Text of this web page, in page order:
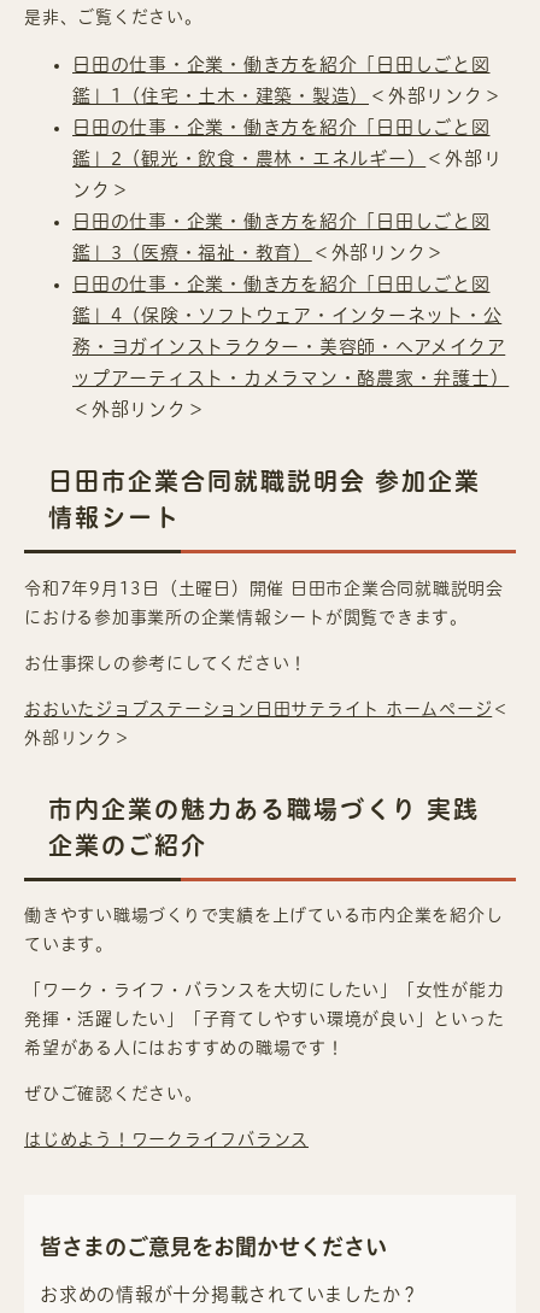
是非、ご覧ください。
日田の仕事・企業・働き方を紹介「日田しごと図
鑑」1（住宅・土木・建築・製造）
＜外部リンク＞
日田の仕事・企業・働き方を紹介「日田しごと図
鑑」2（観光・飲食・農林・エネルギー）
＜外部リ
ンク＞
日田の仕事・企業・働き方を紹介「日田しごと図
鑑」3（医療・福祉・教育）
＜外部リンク＞
日田の仕事・企業・働き方を紹介「日田しごと図
鑑」4（保険・ソフトウェア・インターネット・公
務・ヨガインストラクター・美容師・ヘアメイクア
ップアーティスト・カメラマン・酪農家・弁護士）
＜外部リンク＞
日田市企業合同就職説明会 参加企業
情報シート
令和7年9月13日（土曜日）開催 日田市企業合同就職説明会
における参加事業所の企業情報シートが閲覧できます。
お仕事探しの参考にしてください！
おおいたジョブステーション日田サテライト ホームページ ＜
外部リンク＞
市内企業の魅力ある職場づくり 実践
企業のご紹介
働きやすい職場づくりで実績を上げている市内企業を紹介し
ています。
「ワーク・ライフ・バランスを大切にしたい」「女性が能力
発揮・活躍したい」「子育てしやすい環境が良い」といった
希望がある人にはおすすめの職場です！
ぜひご確認ください。
はじめよう！ワークライフバランス
皆さまのご意見をお聞かせください
お求めの情報が十分掲載されていましたか？